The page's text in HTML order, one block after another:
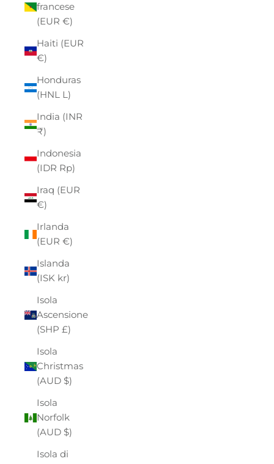
francese
(EUR €)
Haiti (EUR
€)
Honduras
(HNL L)
India (INR
₹)
Indonesia
(IDR Rp)
Iraq (EUR
€)
Irlanda
(EUR €)
Islanda
(ISK kr)
Isola
Ascensione
(SHP £)
Isola
Christmas
(AUD $)
Isola
Norfolk
(AUD $)
Isola di